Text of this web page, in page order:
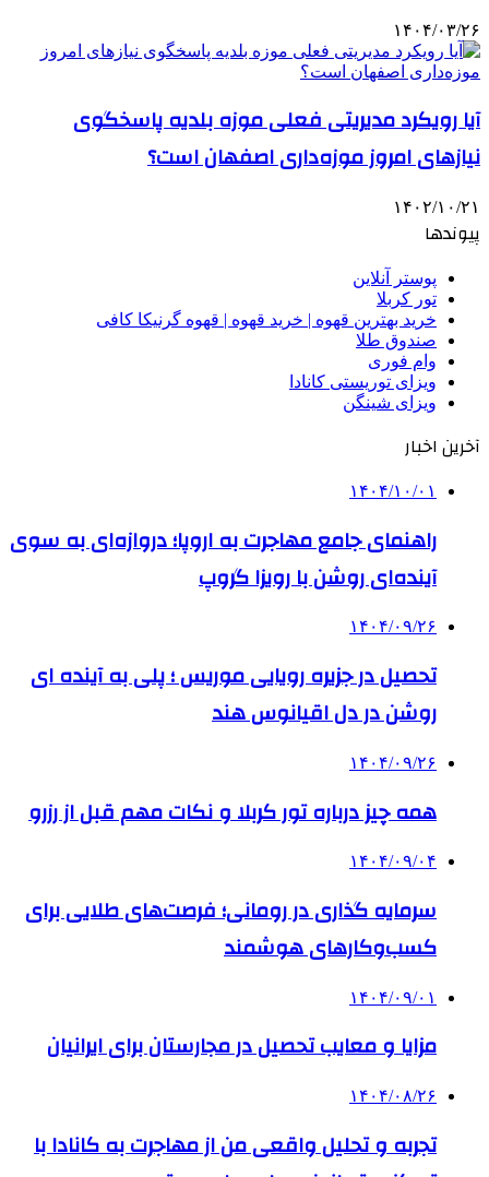
۱۴۰۴/۰۳/۲۶
آیا رویکرد مدیریتی فعلی موزه بلدیه پاسخگوی
نیازهای امروز موزه‌داری اصفهان است؟
۱۴۰۲/۱۰/۲۱
پیوندها
پوستر آنلاین
تور کربلا
خرید بهترین قهوه | خرید قهوه | قهوه گرنیکا کافی
صندوق طلا
وام فوری
ویزای توریستی کانادا
ویزای شینگن
آخرین اخبار
۱۴۰۴/۱۰/۰۱
راهنمای جامع مهاجرت به اروپا؛ دروازه‌ای به سوی
آینده‌ای روشن با رویزا گروپ
۱۴۰۴/۰۹/۲۶
تحصیل در جزیره رویایی موریس ؛ پلی به آینده ‌ای
روشن در دل اقیانوس ‌هند
۱۴۰۴/۰۹/۲۶
همه چیز درباره تور کربلا و نکات مهم قبل از رزرو
۱۴۰۴/۰۹/۰۴
سرمایه گذاری در رومانی؛ فرصت‌های طلایی برای
کسب‌وکارهای هوشمند
۱۴۰۴/۰۹/۰۱
مزایا و معایب تحصیل در مجارستان برای ایرانیان
۱۴۰۴/۰۸/۲۶
تجربه و تحلیل واقعی من از مهاجرت به کانادا با